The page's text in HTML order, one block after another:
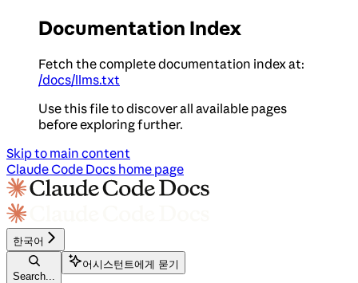
Documentation Index
Fetch the complete documentation index at:
/docs/llms.txt
Use this file to discover all available pages
before exploring further.
Skip to main content
Claude Code Docs home page
한국어
Search...
어시스턴트에게 묻기